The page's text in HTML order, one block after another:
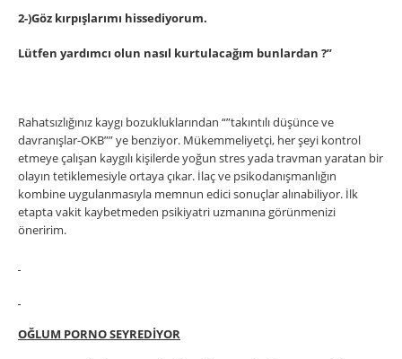
2-)Göz kırpışlarımı hissediyorum.
Lütfen yardımcı olun nasıl kurtulacağım bunlardan ?”
Rahatsızlığınız kaygı bozukluklarından “”takıntılı düşünce ve
davranışlar-OKB”” ye benziyor. Mükemmeliyetçi, her şeyi kontrol
etmeye çalışan kaygılı kişilerde yoğun stres yada travman yaratan bir
olayın tetiklemesiyle ortaya çıkar. İlaç ve psikodanışmanlığın
kombine uygulanmasıyla memnun edici sonuçlar alınabiliyor. İlk
etapta vakit kaybetmeden psikiyatri uzmanına görünmenizi
öneririm.
OĞLUM PORNO SEYREDİYOR